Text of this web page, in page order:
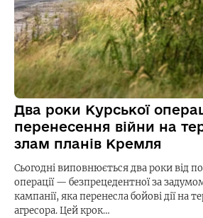
Два роки Курської
перенесення війни на
злам планів Кремля
Сьогодні виповнюється два роки від
операції — безпрецедентної за
кампанії, яка перенесла бойові дії на
агресора. Цей крок…